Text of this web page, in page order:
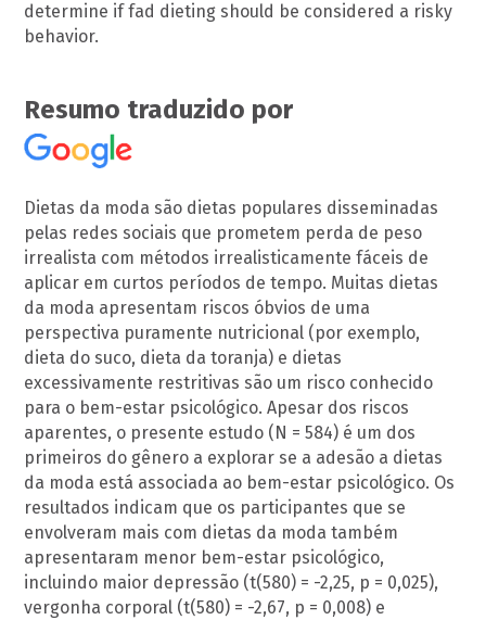
determine if fad dieting should be considered a risky
behavior.
Resumo traduzido por
Dietas da moda são dietas populares disseminadas
pelas redes sociais que prometem perda de peso
irrealista com métodos irrealisticamente fáceis de
aplicar em curtos períodos de tempo. Muitas dietas
da moda apresentam riscos óbvios de uma
perspectiva puramente nutricional (por exemplo,
dieta do suco, dieta da toranja) e dietas
excessivamente restritivas são um risco conhecido
para o bem-estar psicológico. Apesar dos riscos
aparentes, o presente estudo (N = 584) é um dos
primeiros do gênero a explorar se a adesão a dietas
da moda está associada ao bem-estar psicológico. Os
resultados indicam que os participantes que se
envolveram mais com dietas da moda também
apresentaram menor bem-estar psicológico,
incluindo maior depressão (t(580) = -2,25, p = 0,025),
vergonha corporal (t(580) = -2,67, p = 0,008) e